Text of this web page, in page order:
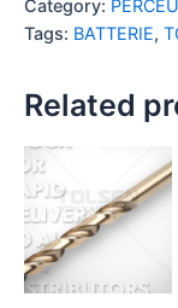
Category:
Tags: BATTERIE,
Related